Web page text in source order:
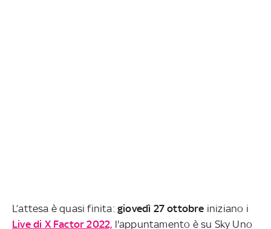
L’attesa è quasi finita: giovedì 27 ottobre iniziano i
Live di X Factor 2022, l'appuntamento è su Sky Uno